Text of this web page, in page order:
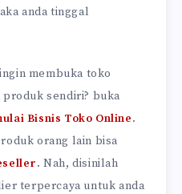
anda tinggal
membuka toko
sendiri? buka
Bisnis Toko Online.
orang lain bisa
. Nah, disinilah
terpercaya untuk anda